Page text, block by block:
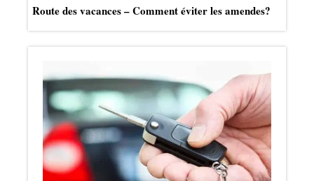
Route des vacances – Comment éviter les amendes?